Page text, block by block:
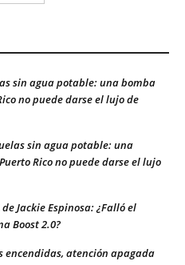
sin agua potable: una bomba
no puede darse el lujo de
sin agua potable: una
Rico no puede darse el lujo
Jackie Espinosa: ¿Falló el
Boost 2.0?
encendidas, atención apagada